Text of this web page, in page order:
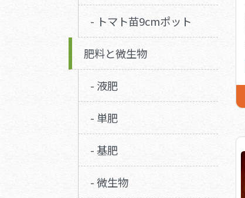
- トマト苗9cmポット
肥料と微生物
- 液肥
- 単肥
- 基肥
- 微生物